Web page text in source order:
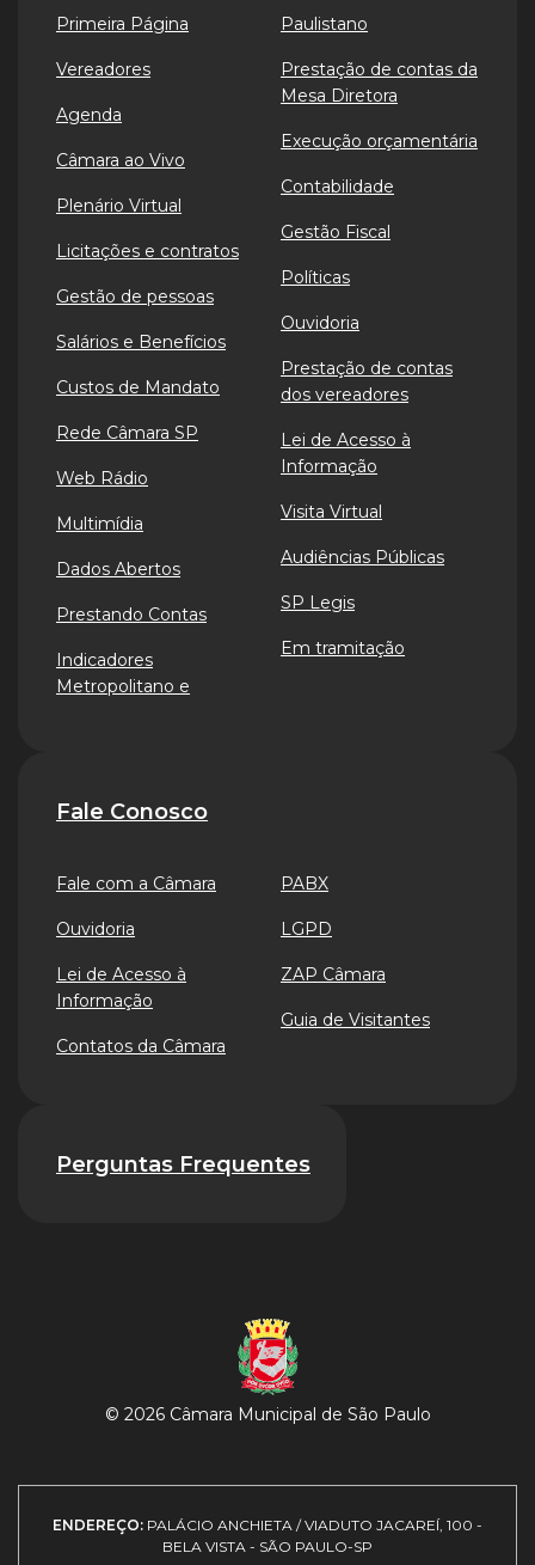
Primeira Página
Vereadores
Agenda
Câmara ao Vivo
Plenário Virtual
Licitações e contratos
Gestão de pessoas
Salários e Benefícios
Custos de Mandato
Rede Câmara SP
Web Rádio
Multimídia
Dados Abertos
Prestando Contas
Indicadores
Metropolitano e
Paulistano
Prestação de contas da
Mesa Diretora
Execução orçamentária
Contabilidade
Gestão Fiscal
Políticas
Ouvidoria
Prestação de contas
dos vereadores
Lei de Acesso à
Informação
Visita Virtual
Audiências Públicas
SP Legis
Em tramitação
Fale Conosco
Fale com a Câmara
Ouvidoria
Lei de Acesso à
Informação
Contatos da Câmara
PABX
LGPD
ZAP Câmara
Guia de Visitantes
Perguntas Frequentes
© 2026 Câmara Municipal de São Paulo
ENDEREÇO: PALÁCIO ANCHIETA / VIADUTO JACAREÍ, 100 -
BELA VISTA - SÃO PAULO-SP